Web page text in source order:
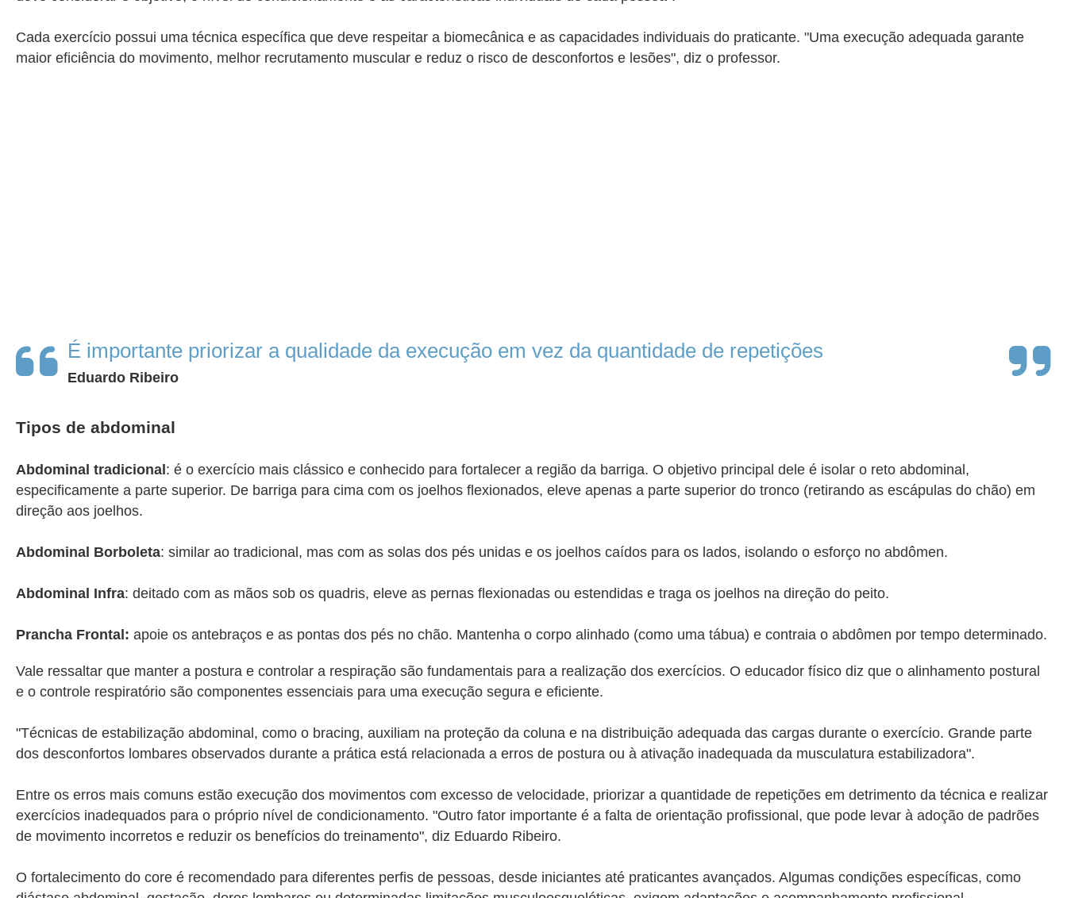
Cada exercício possui uma técnica específica que deve respeitar a biomecânica e as capacidades individuais do praticante. "Uma execução adequada garante
maior eficiência do movimento, melhor recrutamento muscular e reduz o risco de desconfortos e lesões", diz o professor.
É importante priorizar a qualidade da execução em vez da quantidade de repetições
Eduardo Ribeiro
Tipos de abdominal
Abdominal tradicional : é o exercício mais clássico e conhecido para fortalecer a região da barriga. O objetivo principal dele é isolar o reto abdominal,
especificamente a parte superior. De barriga para cima com os joelhos flexionados, eleve apenas a parte superior do tronco (retirando as escápulas do chão) em
direção aos joelhos.
Abdominal Borboleta: similar ao tradicional, mas com as solas dos pés unidas e os joelhos caídos para os lados, isolando o esforço no abdômen.
Abdominal Infra: deitado com as mãos sob os quadris, eleve as pernas flexionadas ou estendidas e traga os joelhos na direção do peito.
Prancha Frontal: apoie os antebraços e as pontas dos pés no chão. Mantenha o corpo alinhado (como uma tábua) e contraia o abdômen por tempo determinado.
Vale ressaltar que manter a postura e controlar a respiração são fundamentais para a realização dos exercícios. O educador físico diz que o alinhamento postural
e o controle respiratório são componentes essenciais para uma execução segura e eficiente.
"Técnicas de estabilização abdominal, como o bracing, auxiliam na proteção da coluna e na distribuição adequada das cargas durante o exercício. Grande parte
dos desconfortos lombares observados durante a prática está relacionada a erros de postura ou à ativação inadequada da musculatura estabilizadora".
Entre os erros mais comuns estão execução dos movimentos com excesso de velocidade, priorizar a quantidade de repetições em detrimento da técnica e realizar
exercícios inadequados para o próprio nível de condicionamento. "Outro fator importante é a falta de orientação profissional, que pode levar à adoção de padrões
de movimento incorretos e reduzir os benefícios do treinamento", diz Eduardo Ribeiro.
O fortalecimento do core é recomendado para diferentes perfis de pessoas, desde iniciantes até praticantes avançados. Algumas condições específicas, como